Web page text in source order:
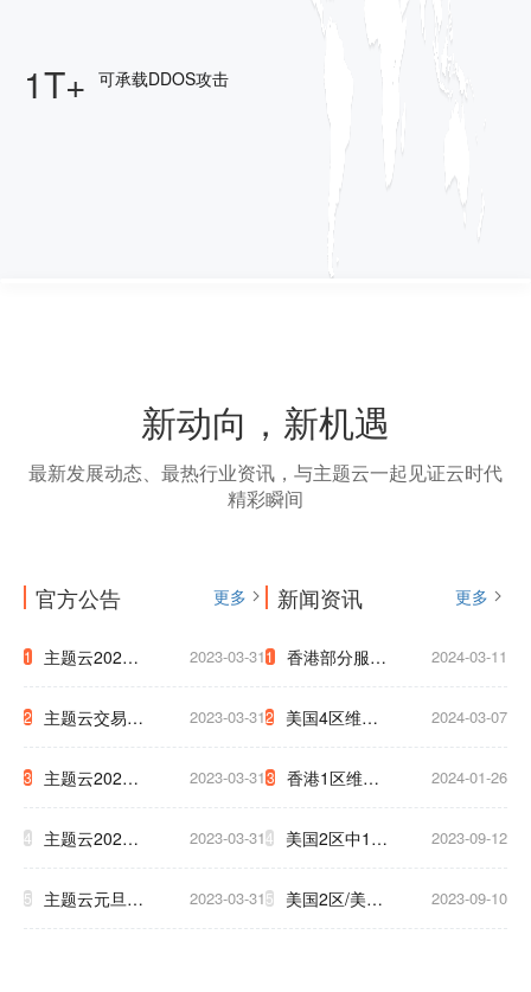
1T+ 可承载DDOS攻击
新动向，新机遇
最新发展动态、最热行业资讯，与主题云一起见证云时代
精彩瞬间
官方公告 更多
1 主题云2023
年中秋国庆放
假公告
2023-03-31
2 主题云交易支
付系统升级公
告
2023-03-31
3 主题云2023
年五一放假公
告
2023-03-31
4 主题云2023
年春节放假公
2023-03-31
5 主题云元旦大 2023-03-31
新闻资讯 更多
1 香港部分服务
器迁移通知
2024-03-11
2 美国4区维护
網路升級通知
至下午5点
2024-03-07
3 香港1区维护
3小时通知
2024-01-26
4 美国2区中1区
将于9.17号被
2023-09-12
5 美国2区/美国 2023-09-10